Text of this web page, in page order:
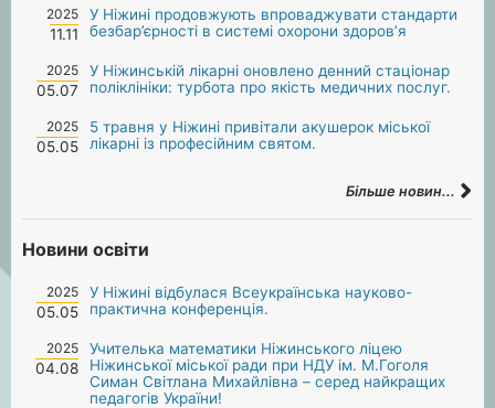
2025
11.11
У Ніжині продовжують впроваджувати стандарти
безбар’єрності в системі охорони здоров’я
2025
05.07
У Ніжинській лікарні оновлено денний стаціонар
поліклініки: турбота про якість медичних послуг.
2025
05.05
5 травня у Ніжині привітали акушерок міської
лікарні із професійним святом.
Більше новин...
Новини освіти
2025
05.05
У Ніжині відбулася Всеукраїнська науково-
практична конференція.
2025
04.08
Учителька математики Ніжинського ліцею
Ніжинської міської ради при НДУ ім. М.Гоголя
Симан Світлана Михайлівна – серед найкращих
педагогів України!